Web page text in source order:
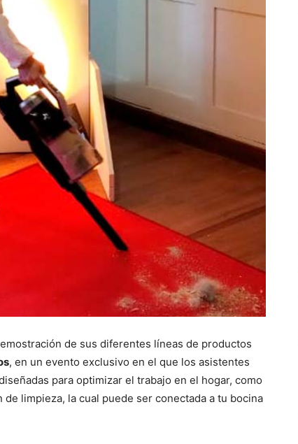
de sus diferentes líneas de productos
, en un evento exclusivo en el que los asistentes
para optimizar el trabajo en el hogar, como
limpieza, la cual puede ser conectada a tu bocina